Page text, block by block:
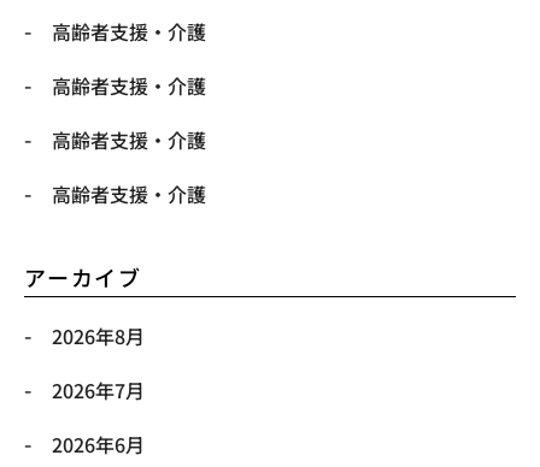
高齢者支援・介護
高齢者支援・介護
高齢者支援・介護
高齢者支援・介護
アーカイブ
2026年8月
2026年7月
2026年6月